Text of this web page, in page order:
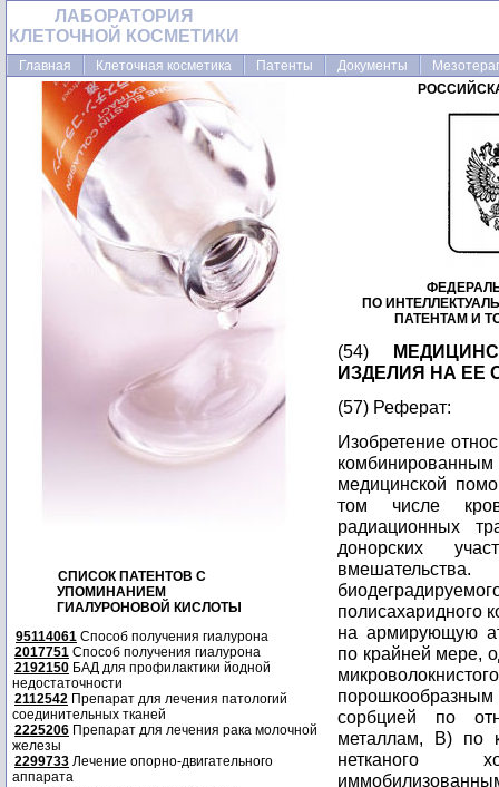
ЛАБОРАТОРИЯ
КЛЕТОЧНОЙ КОСМЕТИКИ
Главная Клеточная косметика Патенты Документы
СПИСОК ПАТЕНТОВ С
УПОМИНАНИЕМ
ГИАЛУРОНОВОЙ КИСЛОТЫ
95114061 Способ получения гиалурона
2017751 Способ получения гиалурона
2192150 БАД для профилактики йодной
недостаточности
2112542 Препарат для лечения патологий
соединительных тканей
2225206 Препарат для лечения рака молочной
железы
2299733 Лечение опорно-двигательного
аппарата
ПО
ПАТЕНТАМ И
(54)
ИЗДЕЛИЯ НА ЕЕ
(57) Реферат:
Изобретение
медицинской
том числе
радиационных
донорских
полисахаридного
на армирующую
по крайней мере,
сорбцией по
металлам, В) по
нетканого